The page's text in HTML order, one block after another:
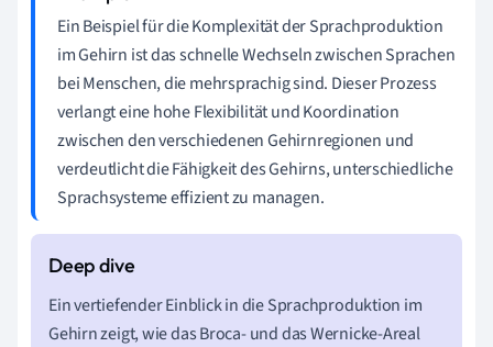
Ein Beispiel für die Komplexität der Sprachproduktion
im Gehirn ist das schnelle Wechseln zwischen Sprachen
bei Menschen, die mehrsprachig sind. Dieser Prozess
verlangt eine hohe Flexibilität und Koordination
zwischen den verschiedenen Gehirnregionen und
verdeutlicht die Fähigkeit des Gehirns, unterschiedliche
Sprachsysteme effizient zu managen.
Ein vertiefender Einblick in die Sprachproduktion im
Gehirn zeigt, wie das Broca- und das Wernicke-Areal